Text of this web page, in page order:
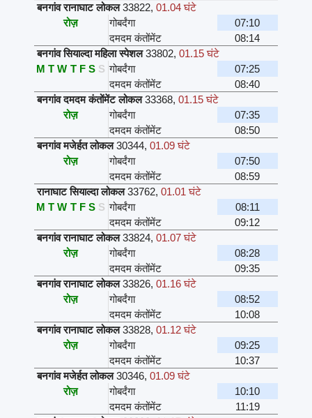
बनगांव रानाघाट लोकल 33822, 01.04 घंटे
रोज़
गोबर्दंगा
07:10
दमदम कंतोंमेंट
08:14
बनगांव सियाल्दा महिला स्पेशल 33802, 01.15 घंटे
M T W T F S S गोबर्दंगा
07:25
दमदम कंतोंमेंट
08:40
बनगांव दमदम कंतोंमेंट लोकल 33368, 01.15 घंटे
रोज़
गोबर्दंगा
07:35
दमदम कंतोंमेंट
08:50
बनगांव मजेर्हत लोकल 30344, 01.09 घंटे
रोज़
गोबर्दंगा
07:50
दमदम कंतोंमेंट
08:59
रानाघाट सियाल्दा लोकल 33762, 01.01 घंटे
M T W T F S S गोबर्दंगा
08:11
दमदम कंतोंमेंट
09:12
बनगांव रानाघाट लोकल 33824, 01.07 घंटे
रोज़
गोबर्दंगा
08:28
दमदम कंतोंमेंट
09:35
बनगांव रानाघाट लोकल 33826, 01.16 घंटे
रोज़
गोबर्दंगा
08:52
दमदम कंतोंमेंट
10:08
बनगांव रानाघाट लोकल 33828, 01.12 घंटे
रोज़
गोबर्दंगा
09:25
दमदम कंतोंमेंट
10:37
बनगांव मजेर्हत लोकल 30346, 01.09 घंटे
रोज़
गोबर्दंगा
10:10
दमदम कंतोंमेंट
11:19